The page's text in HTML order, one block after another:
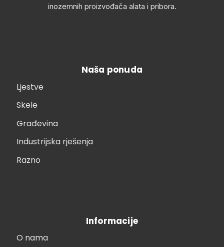
inozemnih proizvođača alata i pribora.
Naša ponuda
Ljestve
Skele
Građevina
Industrijska rješenja
Razno
Informacije
O nama